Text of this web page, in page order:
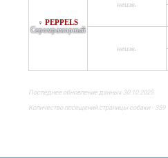
♀ PEPPELS
Серомраморный
неизв.
неизв.
Последнее обновление данных 30.10.2025
Количество посещений страницы собаки - 359